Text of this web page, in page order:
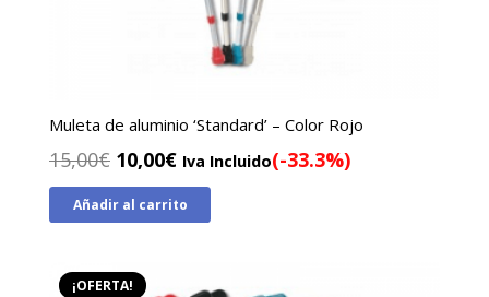
Muleta de aluminio ‘Standard’ – Color Rojo
15,00€ El
precio
original
15,00€.
10,00€El
precio
actual
Iva Incluido(-33.3%)
Añadir al carrito
¡OFERTA!